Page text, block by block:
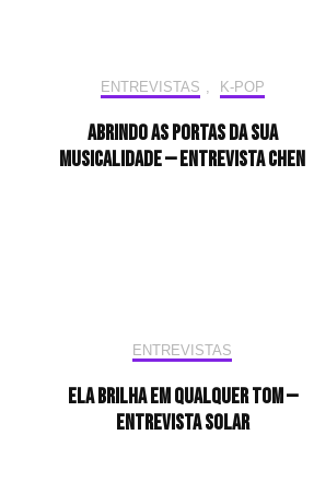
ENTREVISTAS , K-POP
Abrindo as portas da sua
musicalidade — Entrevista CHEN
ENTREVISTAS
Ela brilha em qualquer tom —
Entrevista Solar